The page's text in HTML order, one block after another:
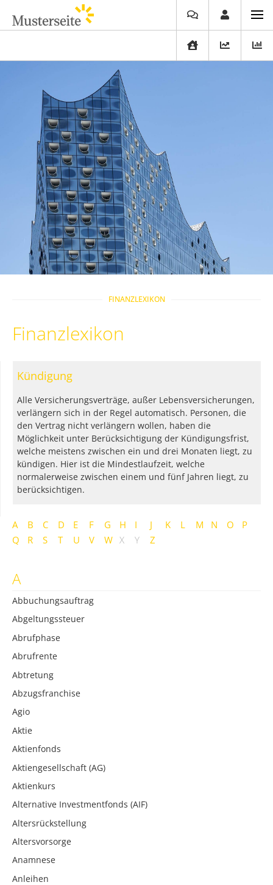
FINANZLEXIKON
Finanzlexikon
A B C D E F G H I J K L M N O
P
Q
R S T U V W X Y Z
A
Abbuchungsauftrag
Abgeltungssteuer
Abrufphase
Abrufrente
Abtretung
Abzugsfranchise
Agio
Aktie
Aktienfonds
Aktiengesellschaft (AG)
Aktienkurs
Alternative Investmentfonds (AIF)
Altersrückstellung
Altersvorsorge
Anamnese
Anleihen
Kündigung
Alle Versicherungsverträge, außer Lebensversicherungen,
verlängern sich in der Regel automatisch. Personen, die
den Vertrag nicht verlängern wollen, haben die
Möglichkeit unter Berücksichtigung der Kündigungsfrist,
welche meistens zwischen ein und drei Monaten liegt, zu
kündigen. Hier ist die Mindestlaufzeit, welche
normalerweise zwischen einem und fünf Jahren liegt, zu
berücksichtigen.